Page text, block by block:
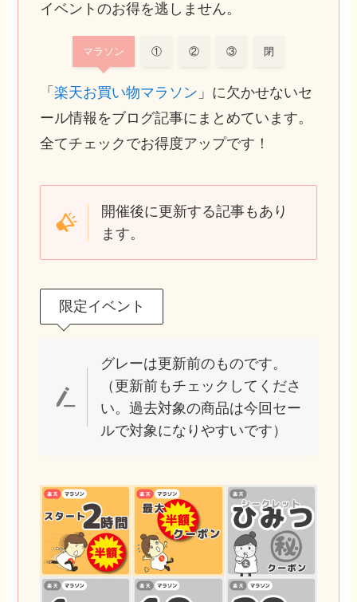
イベントのお得を逃しません。
マラソン ① ② ③ 閉
「楽天お買い物マラソン 」に欠かせないセ
ール情報をブログ記事にまとめています。
全てチェックでお得度アップです！
開催後に更新する記事もあり
ます。
限定イベント
グレーは更新前のものです。
（更新前もチェックしてくださ
い。過去対象の商品は今回セー
ルで対象になりやすいです）